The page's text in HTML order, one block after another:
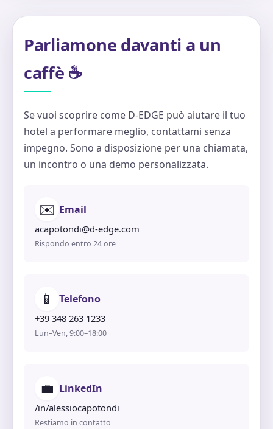
Parliamone davanti a un
caffè ☕
Se vuoi scoprire come D-EDGE può aiutare il tuo
hotel a performare meglio, contattami senza
impegno. Sono a disposizione per una chiamata,
un incontro o una demo personalizzata.
✉️ Email
acapotondi@d-edge.com
Rispondo entro 24 ore
📱 Telefono
+39 348 263 1233
Lun–Ven, 9:00–18:00
💼 LinkedIn
/in/alessiocapotondi
Restiamo in contatto